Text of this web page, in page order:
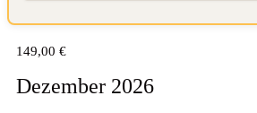
149,00 €
Dezember 2026